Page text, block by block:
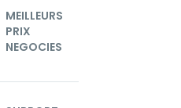
MEILLEURS
PRIX
NEGOCIES